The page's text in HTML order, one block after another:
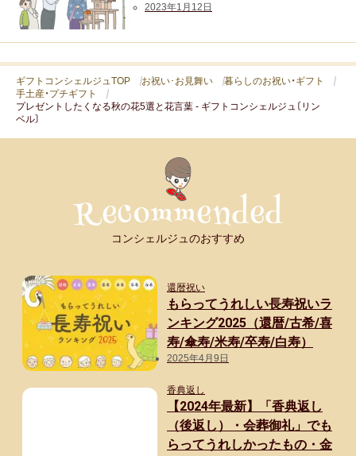
2023年1月12日
ギフトコンシェルジュTOP お祝い･お見舞い
暮らしのお祝い・ギフト
手土産・プチギフト
プレゼントしたくなる秋の花5選と花言葉 - ギフトコンシェルジュ〔リン
ベル〕
コンシェルジュのおすすめ
還暦祝い
もらってうれしい長寿祝いラ
ンキング2025（還暦/古希/喜
寿/傘寿/米寿/卒寿/白寿）
2025年4月9日
香典返し
【2024年最新】「香典返し
（後返し）・会葬御礼」でも
らってうれしかったもの・金